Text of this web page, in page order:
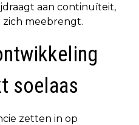
aan continuïteit,
zich meebrengt.
soelaas
zetten in op